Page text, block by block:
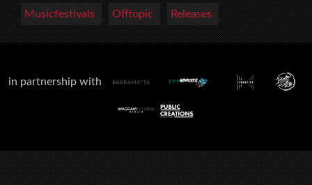
Musicfestivals Offtopic Releases
in partnership with